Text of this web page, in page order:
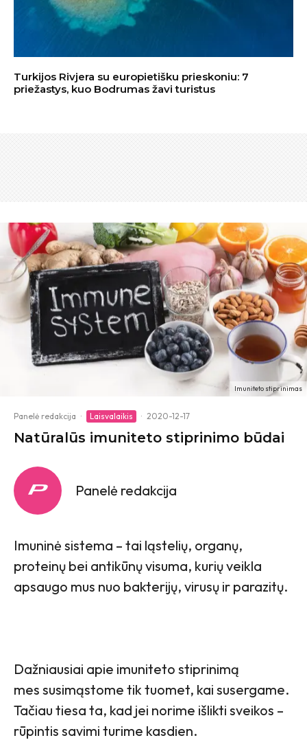
Turkijos Rivjera su europietišku prieskoniu: 7
priežastys, kuo Bodrumas žavi turistus
Imuniteto stiprinimas
Panelė redakcija · Laisvalaikis · 2020-12-17
Natūralūs imuniteto stiprinimo būdai
Panelė redakcija
Imuninė sistema – tai ląstelių, organų,
proteinų bei antikūnų visuma, kurių veikla
apsaugo mus nuo bakterijų, virusų ir parazitų.
Dažniausiai apie imuniteto stiprinimą
mes susimąstome tik tuomet, kai susergame.
Tačiau tiesa ta, kad jei norime išlikti sveikos –
rūpintis savimi turime kasdien.